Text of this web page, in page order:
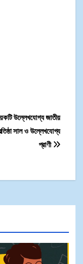
উল্লেখযোগ্য জাতীয়
সাল ও উল্লেখযোগ্য
প্রাণী